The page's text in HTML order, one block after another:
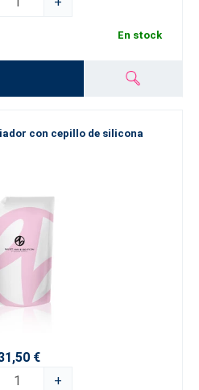
En stock
con cepillo de silicona
€
+